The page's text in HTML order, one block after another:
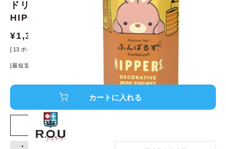
ドリームズ ふんばるず ヒッパーズ
HIP67005 HIPPERS Funbarus
¥1,300
[ 13 ポイント進呈 ]
[最短翌日発送！]